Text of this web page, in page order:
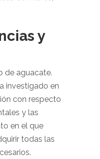
y
de aguacate.
investigado en
con respecto
y las
en el que
todas las